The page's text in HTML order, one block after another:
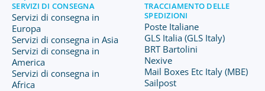
SERVIZI DI CONSEGNA
Servizi di consegna in
Europa
Servizi di consegna in Asia
Servizi di consegna in
America
Servizi di consegna in
Africa
TRACCIAMENTO DELLE
SPEDIZIONI
Poste Italiane
GLS Italia (GLS Italy)
BRT Bartolini
Nexive
Mail Boxes Etc Italy (MBE)
Sailpost